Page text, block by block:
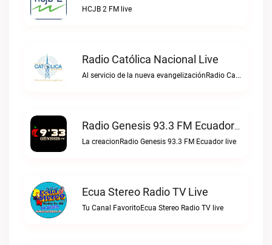
HCJB 2 FM live
Radio Católica Nacional Live
Al servicio de la nueva evangelizaciónRadio Católica Nacional live
Radio Genesis 93.3 FM Ecuador Live
La creacionRadio Genesis 93.3 FM Ecuador live
Ecua Stereo Radio TV Live
Tu Canal FavoritoEcua Stereo Radio TV live